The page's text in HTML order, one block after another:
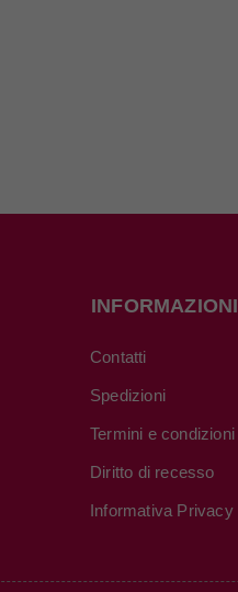
INFORMAZIONI
Contatti
Spedizioni
Termini e condizioni
Diritto di recesso
Informativa Privacy